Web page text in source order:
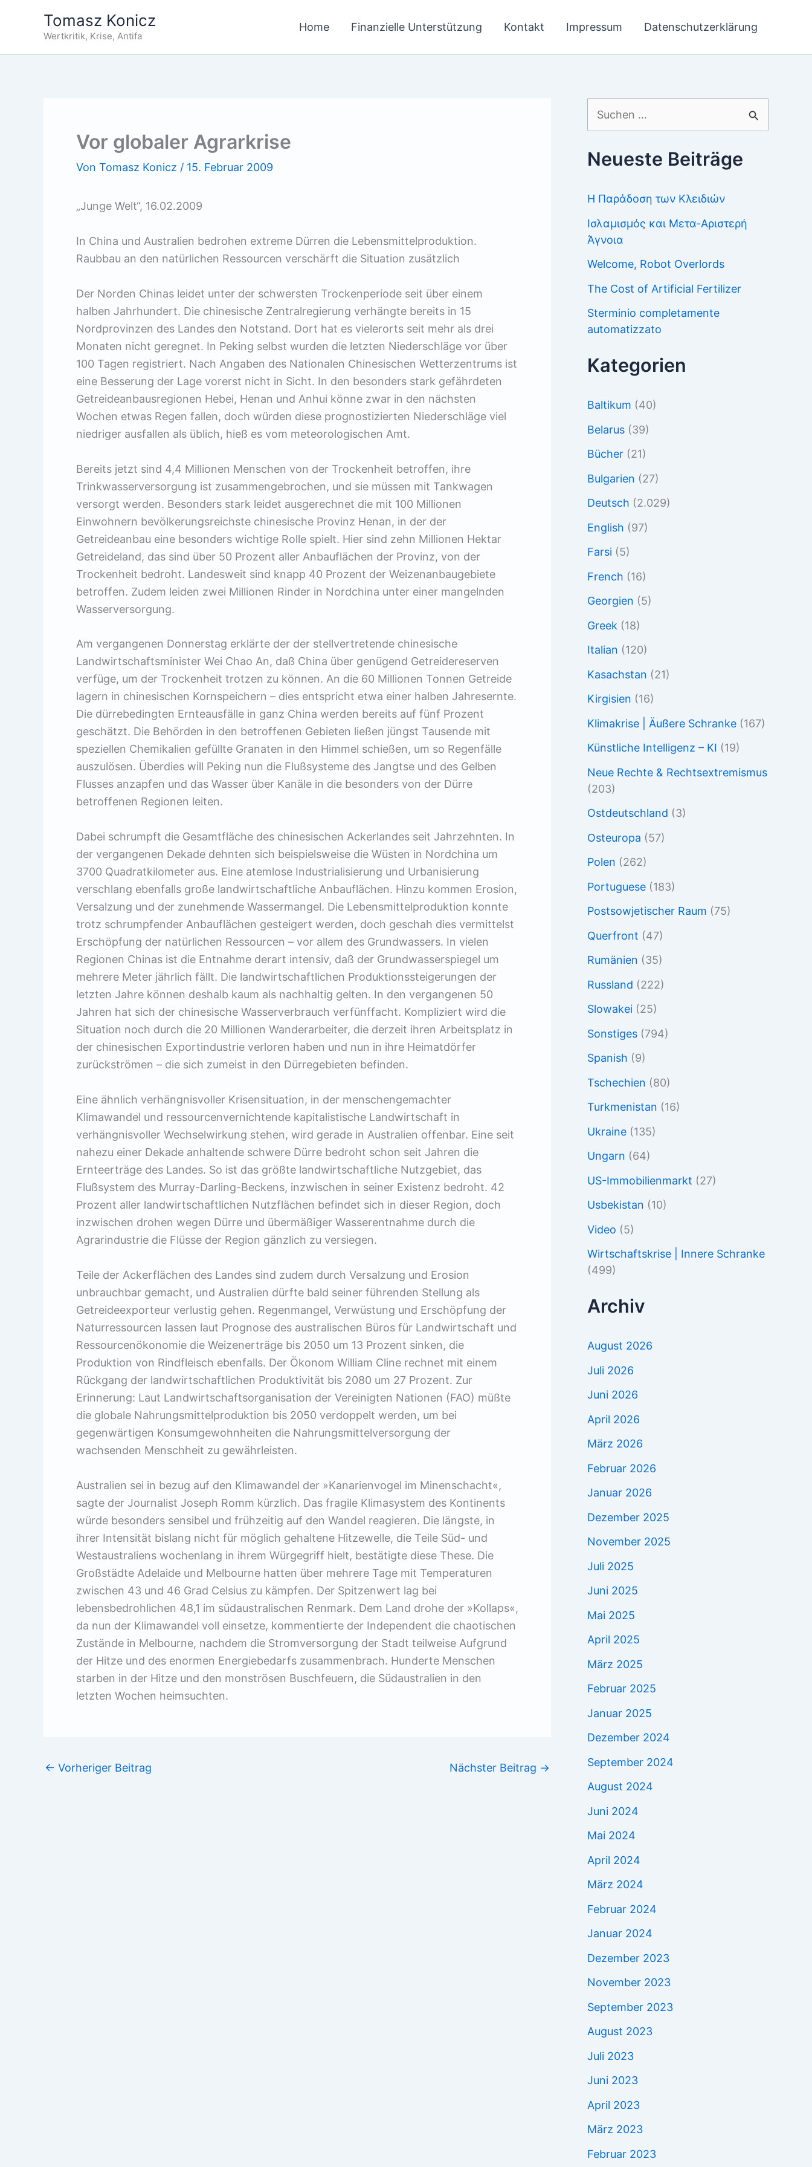
Tomasz Konicz
Wertkritik, Krise, Antifa
Home Finanzielle Unterstützung Kontakt Impressum Datenschutzerklärung
Vor globaler Agrarkrise
Von Tomasz Konicz / 15. Februar 2009
„Junge Welt“, 16.02.2009
In China und Australien bedrohen extreme Dürren die Lebensmittelproduktion.
Raubbau an den natürlichen Ressourcen verschärft die Situation zusätzlich
Der Norden Chinas leidet unter der schwersten Trockenperiode seit über einem
halben Jahrhundert. Die chinesische Zentralregierung verhängte bereits in 15
Nordprovinzen des Landes den Notstand. Dort hat es vielerorts seit mehr als drei
Monaten nicht geregnet. In Peking selbst wurden die letzten Niederschläge vor über
100 Tagen registriert. Nach Angaben des Nationalen Chinesischen Wetterzentrums ist
eine Besserung der Lage vorerst nicht in Sicht. In den besonders stark gefährdeten
Getreideanbausregionen Hebei, Henan und Anhui könne zwar in den nächsten
Wochen etwas Regen fallen, doch würden diese prognostizierten Niederschläge viel
niedriger ausfallen als üblich, hieß es vom meteorologischen Amt.
Bereits jetzt sind 4,4 Millionen Menschen von der Trockenheit betroffen, ihre
Trinkwasserversorgung ist zusammengebrochen, und sie müssen mit Tankwagen
versorgt werden. Besonders stark leidet ausgerechnet die mit 100 Millionen
Einwohnern bevölkerungsreichste chinesische Provinz Henan, in der der
Getreideanbau eine besonders wichtige Rolle spielt. Hier sind zehn Millionen Hektar
Getreideland, das sind über 50 Prozent aller Anbauflächen der Provinz, von der
Trockenheit bedroht. Landesweit sind knapp 40 Prozent der Weizenanbaugebiete
betroffen. Zudem leiden zwei Millionen Rinder in Nordchina unter einer mangelnden
Wasserversorgung.
Am vergangenen Donnerstag erklärte der der stellvertretende chinesische
Landwirtschaftsminister Wei Chao An, daß China über genügend Getreidereserven
verfüge, um der Trockenheit trotzen zu können. An die 60 Millionen Tonnen Getreide
lagern in chinesischen Kornspeichern – dies entspricht etwa einer halben Jahresernte.
Die dürrebedingten Ernteausfälle in ganz China werden bereits auf fünf Prozent
geschätzt. Die Behörden in den betroffenen Gebieten ließen jüngst Tausende mit
speziellen Chemikalien gefüllte Granaten in den Himmel schießen, um so Regenfälle
auszulösen. Überdies will Peking nun die Flußsysteme des Jangtse und des Gelben
Flusses anzapfen und das Wasser über Kanäle in die besonders von der Dürre
betroffenen Regionen leiten.
Dabei schrumpft die Gesamtfläche des chinesischen Ackerlandes seit Jahrzehnten. In
der vergangenen Dekade dehnten sich beispielsweise die Wüsten in Nordchina um
3700 Quadratkilometer aus. Eine atemlose Industrialisierung und Urbanisierung
verschlang ebenfalls große landwirtschaftliche Anbauflächen. Hinzu kommen Erosion,
Versalzung und der zunehmende Wassermangel. Die Lebensmittelproduktion konnte
trotz schrumpfender Anbauflächen gesteigert werden, doch geschah dies vermittelst
Erschöpfung der natürlichen Ressourcen – vor allem des Grundwassers. In vielen
Regionen Chinas ist die Entnahme derart intensiv, daß der Grundwasserspiegel um
mehrere Meter jährlich fällt. Die landwirtschaftlichen Produktionssteigerungen der
letzten Jahre können deshalb kaum als nachhaltig gelten. In den vergangenen 50
Jahren hat sich der chinesische Wasserverbrauch verfünffacht. Kompliziert wird die
Situation noch durch die 20 Millionen Wanderarbeiter, die derzeit ihren Arbeitsplatz in
der chinesischen Exportindustrie verloren haben und nun in ihre Heimatdörfer
zurückströmen – die sich zumeist in den Dürregebieten befinden.
Eine ähnlich verhängnisvoller Krisensituation, in der menschengemachter
Klimawandel und ressourcenvernichtende kapitalistische Landwirtschaft in
verhängnisvoller Wechselwirkung stehen, wird gerade in Australien offenbar. Eine seit
nahezu einer Dekade anhaltende schwere Dürre bedroht schon seit Jahren die
Ernteerträge des Landes. So ist das größte landwirtschaftliche Nutzgebiet, das
Flußsystem des Murray-Darling-Beckens, inzwischen in seiner Existenz bedroht. 42
Prozent aller landwirtschaftlichen Nutzflächen befindet sich in dieser Region, doch
inzwischen drohen wegen Dürre und übermäßiger Wasserentnahme durch die
Agrarindustrie die Flüsse der Region gänzlich zu versiegen.
Teile der Ackerflächen des Landes sind zudem durch Versalzung und Erosion
unbrauchbar gemacht, und Australien dürfte bald seiner führenden Stellung als
Getreideexporteur verlustig gehen. Regenmangel, Verwüstung und Erschöpfung der
Naturressourcen lassen laut Prognose des australischen Büros für Landwirtschaft und
Ressourcenökonomie die Weizenerträge bis 2050 um 13 Prozent sinken, die
Produktion von Rindfleisch ebenfalls. Der Ökonom William Cline rechnet mit einem
Rückgang der landwirtschaftlichen Produktivität bis 2080 um 27 Prozent. Zur
Erinnerung: Laut Landwirtschaftsorganisation der Vereinigten Nationen (FAO) müßte
die globale Nahrungsmittelproduktion bis 2050 verdoppelt werden, um bei
gegenwärtigen Konsumgewohnheiten die Nahrungsmittelversorgung der
wachsenden Menschheit zu gewährleisten.
Australien sei in bezug auf den Klimawandel der »Kanarienvogel im Minenschacht«,
sagte der Journalist Joseph Romm kürzlich. Das fragile Klimasystem des Kontinents
würde besonders sensibel und frühzeitig auf den Wandel reagieren. Die längste, in
ihrer Intensität bislang nicht für möglich gehaltene Hitzewelle, die Teile Süd- und
Westaustraliens wochenlang in ihrem Würgegriff hielt, bestätigte diese These. Die
Großstädte Adelaide und Melbourne hatten über mehrere Tage mit Temperaturen
zwischen 43 und 46 Grad Celsius zu kämpfen. Der Spitzenwert lag bei
lebensbedrohlichen 48,1 im südaustralischen Renmark. Dem Land drohe der »Kollaps«,
da nun der Klimawandel voll einsetze, kommentierte der Independent die chaotischen
Zustände in Melbourne, nachdem die Stromversorgung der Stadt teilweise Aufgrund
der Hitze und des enormen Energiebedarfs zusammenbrach. Hunderte Menschen
starben in der Hitze und den monströsen Buschfeuern, die Südaustralien in den
letzten Wochen heimsuchten.
← Vorheriger Beitrag Nächster Beitrag →
Suchen
nach:
Neueste Beiträge
Η Παράδοση των Κλειδιών
Ισλαμισμός και Μετα-Αριστερή
Άγνοια
Welcome, Robot Overlords
The Cost of Artificial Fertilizer
Sterminio completamente
automatizzato
Kategorien
Baltikum (40)
Belarus (39)
Bücher (21)
Bulgarien (27)
Deutsch (2.029)
English (97)
Farsi (5)
French (16)
Georgien (5)
Greek (18)
Italian (120)
Kasachstan (21)
Kirgisien (16)
Klimakrise | Äußere Schranke (167)
Künstliche Intelligenz – KI (19)
Neue Rechte & Rechtsextremismus
(203)
Ostdeutschland (3)
Osteuropa (57)
Polen (262)
Portuguese (183)
Postsowjetischer Raum (75)
Querfront (47)
Rumänien (35)
Russland (222)
Slowakei (25)
Sonstiges (794)
Spanish (9)
Tschechien (80)
Turkmenistan (16)
Ukraine (135)
Ungarn (64)
US-Immobilienmarkt (27)
Usbekistan (10)
Video (5)
Wirtschaftskrise | Innere Schranke
(499)
Archiv
August 2026
Juli 2026
Juni 2026
April 2026
März 2026
Februar 2026
Januar 2026
Dezember 2025
November 2025
Juli 2025
Juni 2025
Mai 2025
April 2025
März 2025
Februar 2025
Januar 2025
Dezember 2024
September 2024
August 2024
Juni 2024
Mai 2024
April 2024
März 2024
Februar 2024
Januar 2024
Dezember 2023
November 2023
September 2023
August 2023
Juli 2023
Juni 2023
April 2023
März 2023
Februar 2023